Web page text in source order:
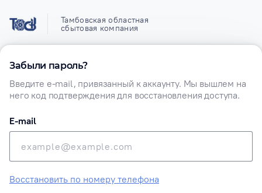
Тамбовская областная
сбытовая компания
Забыли пароль?
Забыли пароль?
Введите e-mail, привязанный к аккаунту. Мы вышлем на
него код подтверждения для восстановления доступа.
E-mail
Восстановить по номеру телефона